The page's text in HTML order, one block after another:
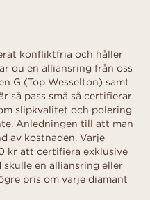
konfliktfria och håller
du en alliansring från oss
G (Top Wesselton) samt
så pass små så certifierar
slipkvalitet och polering
Anledningen till att man
av kostnaden. Varje
kr att certifiera exklusive
en alliansring eller
pris om varje diamant